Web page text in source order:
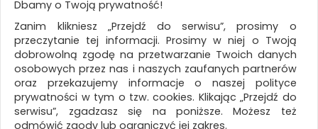
KATEGORIE
WSZYSTKIE KATEGORIE
FILTRY
Więcej
Dbamy o Twoją prywatność!
Zanim klikniesz „Przejdź do serwisu”, prosimy o
przeczytanie tej informacji. Prosimy w niej o Twoją
dobrowolną zgodę na przetwarzanie Twoich danych
osobowych przez nas i naszych zaufanych partnerów
oraz przekazujemy informacje o naszej polityce
prywatności w tym o tzw. cookies. Klikając „Przejdź do
serwisu”, zgadzasz się na poniższe. Możesz też
odmówić zgody lub ograniczyć jej zakres.